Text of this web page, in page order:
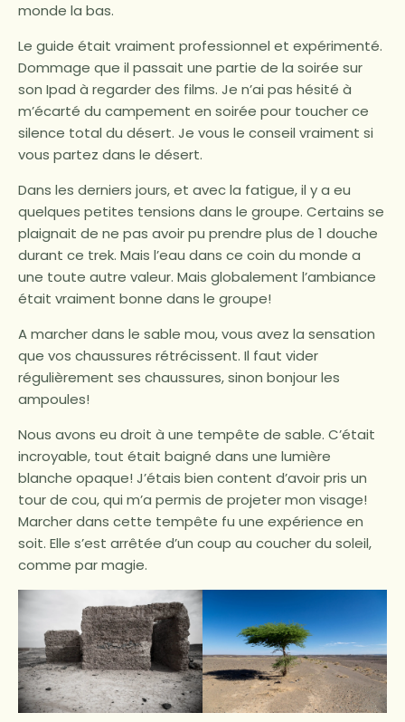
monde la bas.
Le guide était vraiment professionnel et expérimenté.
Dommage que il passait une partie de la soirée sur
son Ipad à regarder des films. Je n’ai pas hésité à
m’écarté du campement en soirée pour toucher ce
silence total du désert. Je vous le conseil vraiment si
vous partez dans le désert.
Dans les derniers jours, et avec la fatigue, il y a eu
quelques petites tensions dans le groupe. Certains se
plaignait de ne pas avoir pu prendre plus de 1 douche
durant ce trek. Mais l’eau dans ce coin du monde a
une toute autre valeur. Mais globalement l’ambiance
était vraiment bonne dans le groupe!
A marcher dans le sable mou, vous avez la sensation
que vos chaussures rétrécissent. Il faut vider
régulièrement ses chaussures, sinon bonjour les
ampoules!
Nous avons eu droit à une tempête de sable. C’était
incroyable, tout était baigné dans une lumière
blanche opaque! J’étais bien content d’avoir pris un
tour de cou, qui m’a permis de projeter mon visage!
Marcher dans cette tempête fu une expérience en
soit. Elle s’est arrêtée d’un coup au coucher du soleil,
comme par magie.